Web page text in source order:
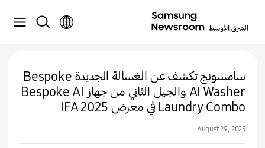
سامسونج تكشف عن الغسالة الجديدة Bespoke
AI Washer والجيل الثاني من جهاز Bespoke AI
Laundry Combo في معرض IFA 2025
August 29, 2025